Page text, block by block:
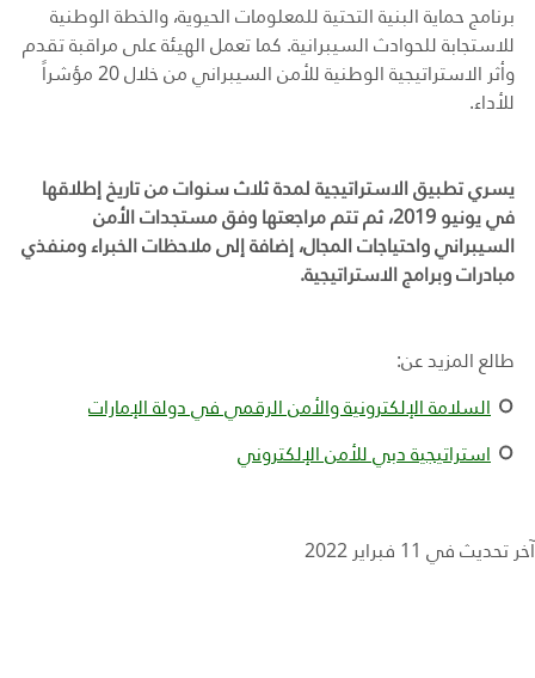
برنامج حماية البنية التحتية للمعلومات الحيوية، والخطة الوطنية
للاستجابة للحوادث السيبرانية. كما تعمل الهيئة على مراقبة تقدم
وأثر الاستراتيجية الوطنية للأمن السيبراني من خلال 20 مؤشراً
للأداء.
يسري تطبيق الاستراتيجية لمدة ثلاث سنوات من تاريخ إطلاقها
في يونيو 2019، ثم تتم مراجعتها وفق مستجدات الأمن
السيبراني واحتياجات المجال، إضافة إلى ملاحظات الخبراء ومنفذي
مبادرات وبرامج الاستراتيجية.
طالع المزيد عن:
السلامة الإلكترونية والأمن الرقمي في دولة الإمارات
استراتيجية دبي للأمن الإلكتروني
آخر تحديث في 11 فبراير 2022